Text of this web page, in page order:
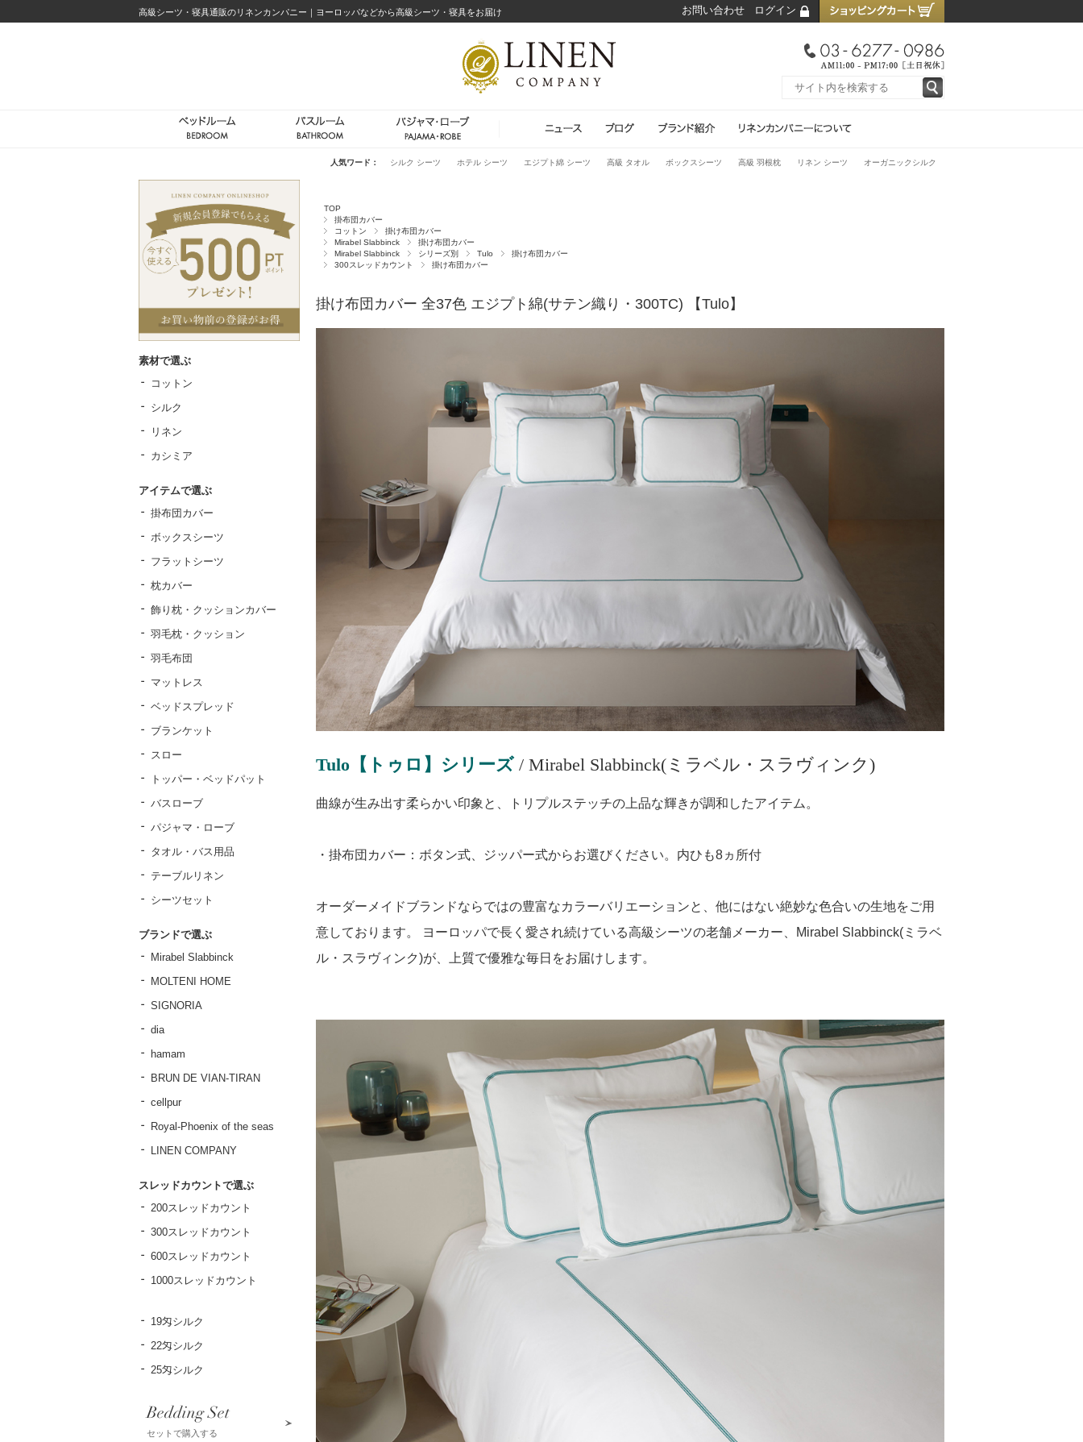
高級シーツ・寝具通販のリネンカンパニー｜ヨーロッパなどから高級シーツ・寝具をお届け お問い合わせ ログイン
人気ワード： シルク シーツ ホテル シーツ エジプト綿 シーツ 高級 タオル ボックスシーツ 高級 羽根枕 リネン シーツ オーガニックシルク
TOP
掛布団カバー
コットン
掛け布団カバー
Mirabel Slabbinck
掛け布団カバー
Mirabel Slabbinck
シリーズ別 Tulo
掛け布団カバー
300スレッドカウント
掛け布団カバー
掛け布団カバー 全37色 エジプト綿(サテン織り・300TC) 【Tulo】
Tulo【トゥロ】シリーズ/ Mirabel Slabbinck(ミラベル・スラヴィンク)
曲線が生み出す柔らかい印象と、トリプルステッチの上品な輝きが調和したアイテム。
・掛布団カバー：ボタン式、ジッパー式からお選びください。内ひも8ヵ所付
オーダーメイドブランドならではの豊富なカラーバリエーションと、他にはない絶妙な色合いの生地をご用
意しております。 ヨーロッパで長く愛され続けている高級シーツの老舗メーカー、Mirabel Slabbinck(ミラベ
ル・スラヴィンク)が、上質で優雅な毎日をお届けします。
素材で選ぶ
コットン
シルク
リネン
カシミア
アイテムで選ぶ
掛布団カバー
ボックスシーツ
フラットシーツ
枕カバー
飾り枕・クッションカバー
羽毛枕・クッション
羽毛布団
マットレス
ベッドスプレッド
ブランケット
スロー
トッパー・ベッドパット
バスローブ
パジャマ・ローブ
タオル・バス用品
テーブルリネン
シーツセット
ブランドで選ぶ
Mirabel Slabbinck
MOLTENI HOME
SIGNORIA
dia
hamam
BRUN DE VIAN-TIRAN
cellpur
Royal-Phoenix of the seas
LINEN COMPANY
スレッドカウントで選ぶ
200スレッドカウント
300スレッドカウント
600スレッドカウント
1000スレッドカウント
19匁シルク
22匁シルク
25匁シルク
Bedding Set
セットで購入する